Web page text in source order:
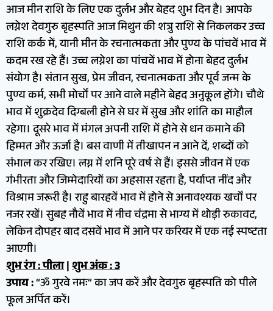
आज मीन राशि के लिए एक दुर्लभ और बेहद शुभ दिन है। आपके
लग्नेश देवगुरु बृहस्पति आज मिथुन की शत्रु राशि से निकलकर उच्च
राशि कर्क में, यानी मीन के रचनात्मकता और पुण्य के पांचवें भाव में
कदम रख रहे हैं। उच्च लग्नेश का पांचवें भाव में होना बेहद दुर्लभ
संयोग है। संतान सुख, प्रेम जीवन, रचनात्मकता और पूर्व जन्म के
पुण्य कर्म, सभी मोर्चों पर आने वाले महीने बेहद अनुकूल होंगे। चौथे
भाव में शुक्रदेव दिग्बली होने से घर में सुख और शांति का माहौल
रहेगा। दूसरे भाव में मंगल अपनी राशि में होने से धन कमाने की
हिम्मत और ऊर्जा है। बस वाणी में तीखापन न आने दें, शब्दों को
संभाल कर रखिए। लग्न में शनि पूरे वर्ष से हैं। इससे जीवन में एक
गंभीरता और जिम्मेदारियों का अहसास रहता है, पर्याप्त नींद और
विश्राम जरूरी है। राहु बारहवें भाव में होने से अनावश्यक खर्चों पर
नजर रखें। सुबह नौवें भाव में नीच चंद्रमा से भाग्य में थोड़ी रुकावट,
लेकिन दोपहर बाद दसवें भाव में आने पर करियर में एक नई स्पष्टता
आएगी।
शुभ रंग : पीला|शुभ अंक : 3
उपाय :“ॐ गुरवे नमः” का जप करें और देवगुरु बृहस्पति को पीले
फूल अर्पित करें।